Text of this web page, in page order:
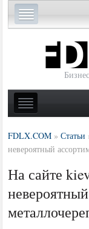
FDLX.COM »Статьи
невероятный
На сайте